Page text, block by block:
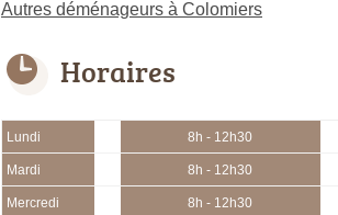
Autres déménageurs à Colomiers
Horaires
Lundi 8h - 12h30
Mardi 8h - 12h30
Mercredi 8h - 12h30